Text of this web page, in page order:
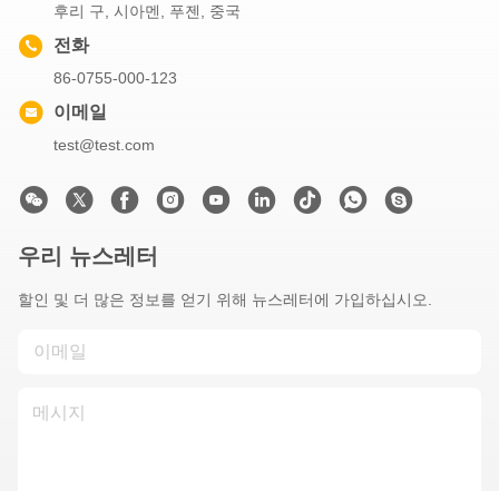
후리 구, 시아멘, 푸젠, 중국
전화
86-0755-000-123
이메일
test@test.com
우리 뉴스레터
할인 및 더 많은 정보를 얻기 위해 뉴스레터에 가입하십시오.